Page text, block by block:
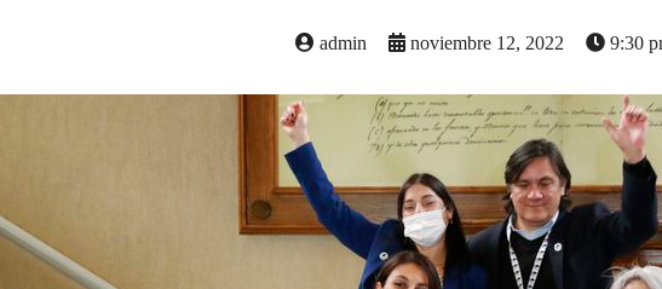
admin noviembre 12, 2022 9:30